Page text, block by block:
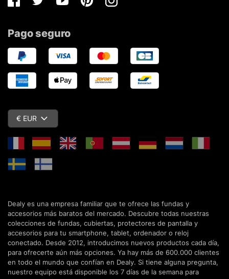
FacebookTwitterYoutubePinterestInstagram
Pago seguro
€ EUR
Dealy es una empresa familiar que te ofrece las fundas y
accesorios más baratos del mercado. Descubre todas nuestras
colecciones de fundas, cubiertas, protectores de pantalla y
accesorios para tu smartphone, tablet, ordenador o reloj
conectado. Desde 2012, introducimos nuevos productos cada día,
para ofrecerte aún más opciones. Ya hay más de 600.000 clientes
en todo el mundo que confían en Dealy. Si tiene alguna pregunta,
nuestro equipo está disponible los 7 días de la semana para